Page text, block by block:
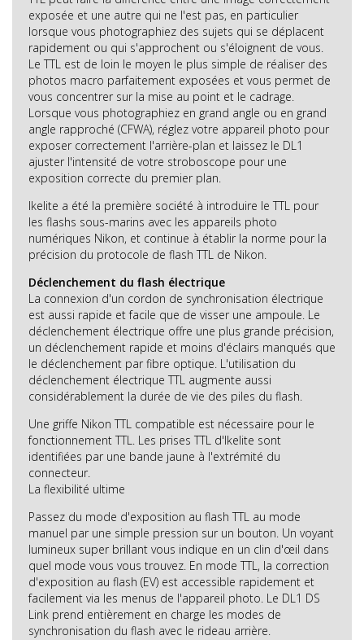
exposée et une autre qui ne l'est pas, en particulier
lorsque vous photographiez des sujets qui se déplacent
rapidement ou qui s'approchent ou s'éloignent de vous.
Le TTL est de loin le moyen le plus simple de réaliser des
photos macro parfaitement exposées et vous permet de
vous concentrer sur la mise au point et le cadrage.
Lorsque vous photographiez en grand angle ou en grand
angle rapproché (CFWA), réglez votre appareil photo pour
exposer correctement l'arrière-plan et laissez le DL1
ajuster l'intensité de votre stroboscope pour une
exposition correcte du premier plan.
Ikelite a été la première société à introduire le TTL pour
les flashs sous-marins avec les appareils photo
numériques Nikon, et continue à établir la norme pour la
précision du protocole de flash TTL de Nikon.
Déclenchement du flash électrique
La connexion d'un cordon de synchronisation électrique
est aussi rapide et facile que de visser une ampoule. Le
déclenchement électrique offre une plus grande précision,
un déclenchement rapide et moins d'éclairs manqués que
le déclenchement par fibre optique. L'utilisation du
déclenchement électrique TTL augmente aussi
considérablement la durée de vie des piles du flash.
Une griffe Nikon TTL compatible est nécessaire pour le
fonctionnement TTL. Les prises TTL d'Ikelite sont
identifiées par une bande jaune à l'extrémité du
connecteur.
La flexibilité ultime
Passez du mode d'exposition au flash TTL au mode
manuel par une simple pression sur un bouton. Un voyant
lumineux super brillant vous indique en un clin d'œil dans
quel mode vous vous trouvez. En mode TTL, la correction
d'exposition au flash (EV) est accessible rapidement et
facilement via les menus de l'appareil photo. Le DL1 DS
Link prend entièrement en charge les modes de
synchronisation du flash avec le rideau arrière.